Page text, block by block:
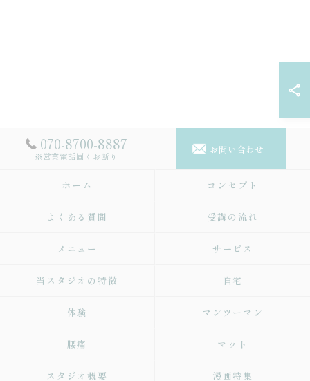
070-8700-8887
※営業電話固くお断り
お問い合わせ
ホーム コンセプト
よくある質問 受講の流れ
メニュー サービス
当スタジオの特徴 自宅
体験 マンツーマン
腰痛 マット
スタジオ概要 漫画特集